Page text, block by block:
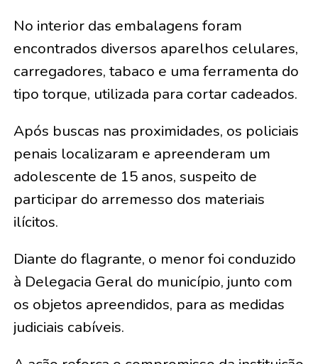
No interior das embalagens foram
encontrados diversos aparelhos celulares,
carregadores, tabaco e uma ferramenta do
tipo torque, utilizada para cortar cadeados.
Após buscas nas proximidades, os policiais
penais localizaram e apreenderam um
adolescente de 15 anos, suspeito de
participar do arremesso dos materiais
ilícitos.
Diante do flagrante, o menor foi conduzido
à Delegacia Geral do município, junto com
os objetos apreendidos, para as medidas
judiciais cabíveis.